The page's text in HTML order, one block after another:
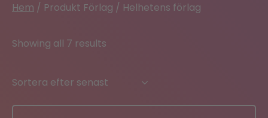
Hem / Produkt Förlag / Helhetens förlag
Showing all 7 results